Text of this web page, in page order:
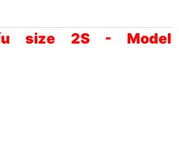
size 2S - Model